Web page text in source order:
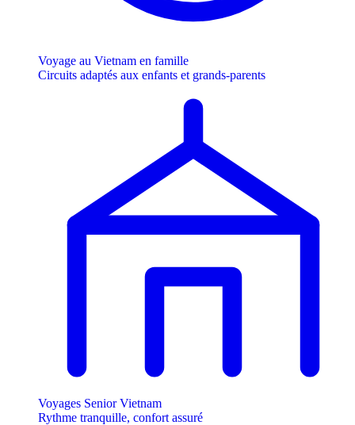
Voyage au Vietnam en famille
Circuits adaptés aux enfants et grands-parents
Voyages Senior Vietnam
Rythme tranquille, confort assuré